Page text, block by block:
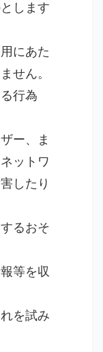
します
にあた
せん。
行為
ー、ま
ットワ
したり
るおそ
等を収
を試み